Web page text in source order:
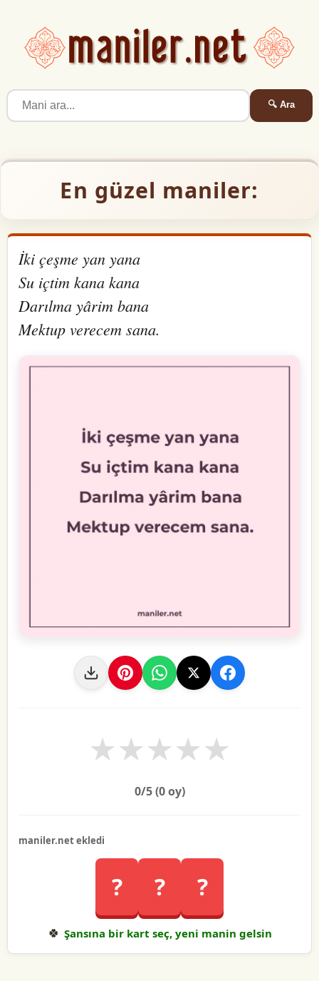
🔍 Ara
En güzel maniler:
İki çeşme yan yana
Su içtim kana kana
Darılma yârim bana
Mektup verecem sana.
★
★
★
★
★
0/5 (0oy)
maniler.net ekledi
? ? ?
🍀 Şansına bir kart seç, yeni manin gelsin